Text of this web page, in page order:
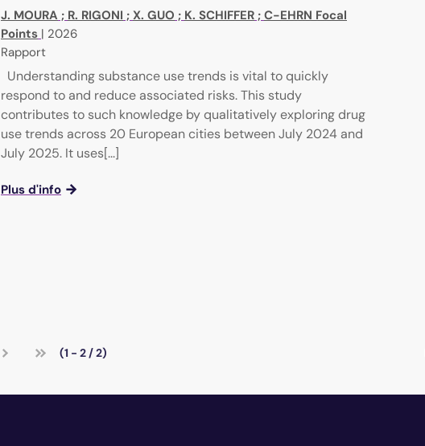
J. MOURA ; R. RIGONI ; X. GUO ; K. SCHIFFER ; C-EHRN Focal
Points | 2026
Rapport
Understanding substance use trends is vital to quickly
respond to and reduce associated risks. This study
contributes to such knowledge by qualitatively exploring drug
use trends across 20 European cities between July 2024 and
July 2025. It uses[...]
Plus d'info
(1 - 2 / 2)